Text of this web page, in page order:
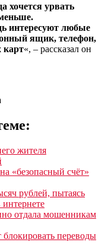
хочется урвать
интересуют любые
ящик, телефон,
карт«, – рассказал он
жителя
«безопасный счёт»
рублей, пытаясь
отдала мошенникам
переводы